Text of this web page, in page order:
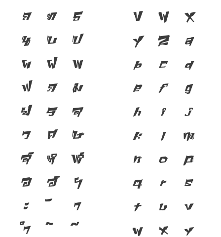
ถ ท ธ
น บ ป
ผ ฝ พ
ฟ ภ ม
ย ร ล
ว ศ ษ
ส ห ฬ
อ ฮ ฯ
ะ า
ำ
V W X
Y Z a
b c d
e f g
h i j
k l m
n o p
q r s
t u v
w x y